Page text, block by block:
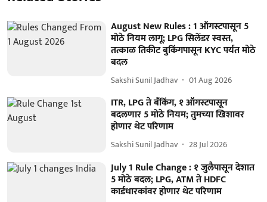
August New Rules : 1 ऑगस्टपासून 5
मोठे नियम लागू; LPG सिलेंडर स्वस्त,
तत्काळ तिकीट बुकिंगपासून KYC पर्यंत मोठे
बदल
Sakshi Sunil Jadhav 01 Aug 2026
ITR, LPG ते बँकिंग, १ ऑगस्टपासून
बदलणार 5 मोठे नियम; तुमच्या खिशावर
होणार थेट परिणाम
Sakshi Sunil Jadhav 28 Jul 2026
July 1 Rule Change : १ जुलैपासून देशात
5 मोठे बदल; LPG, ATM ते HDFC
कार्डधारकांवर होणार थेट परिणाम